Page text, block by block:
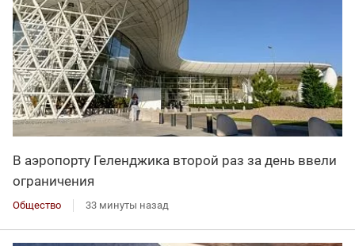
В аэропорту Геленджика второй раз за день ввели
ограничения
Общество 33 минуты назад